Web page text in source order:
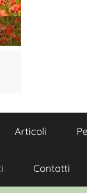
Articoli
Contatti